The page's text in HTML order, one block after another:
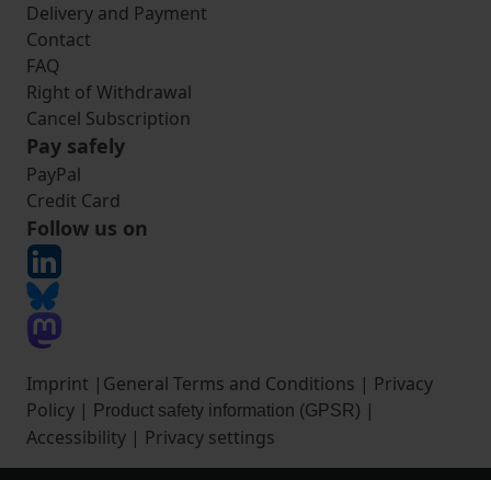
Delivery and Payment
Contact
FAQ
Right of Withdrawal
Cancel Subscription
Pay safely
PayPal
Credit Card
Follow us on
Imprint | General Terms and Conditions | Privacy
Policy | Product safety information (GPSR) |
Accessibility | Privacy settings